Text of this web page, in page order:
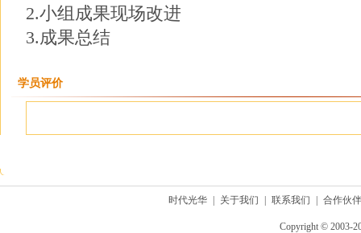
2.小组成果现场改进
3.成果总结
学员评价
时代光华 关于我们 联系我们 合作伙伴
Copyright © 2003-